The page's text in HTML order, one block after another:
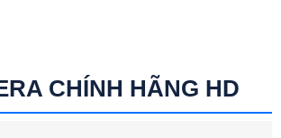
CHÍNH HÃNG HD